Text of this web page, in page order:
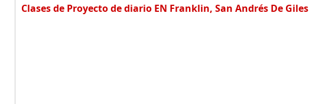
Clases de Proyecto de diario EN Franklin, San Andrés De Giles